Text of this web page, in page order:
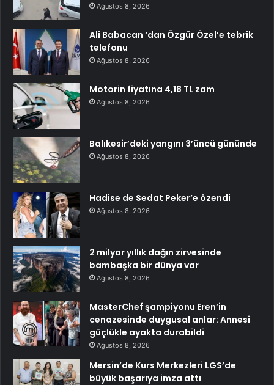
Ağustos 8, 2026
Ali Babacan ‘dan Özgür Özel’e tebrik
telefonu
Ağustos 8, 2026
Motorin fiyatına 4,18 TL zam
Ağustos 8, 2026
Balıkesir’deki yangını 3’üncü gününde
Ağustos 8, 2026
Hadise de Sedat Peker’e özendi
Ağustos 8, 2026
2 milyar yıllık dağın zirvesinde
bambaşka bir dünya var
Ağustos 8, 2026
MasterChef şampiyonu Eren’in
cenazesinde duygusal anlar: Annesi
güçlükle ayakta durabildi
Ağustos 8, 2026
Mersin’de Kurs Merkezleri LGS’de
büyük başarıya imza attı